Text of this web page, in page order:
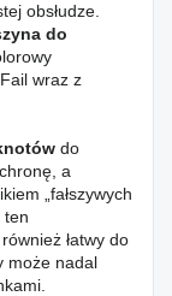
obsłudze.
do
wraz z
do
a
„fałszywych
ten
łatwy do
może nadal